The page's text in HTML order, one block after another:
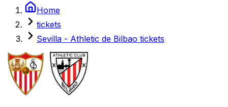
Home
tickets
Sevilla - Athletic de Bilbao tickets